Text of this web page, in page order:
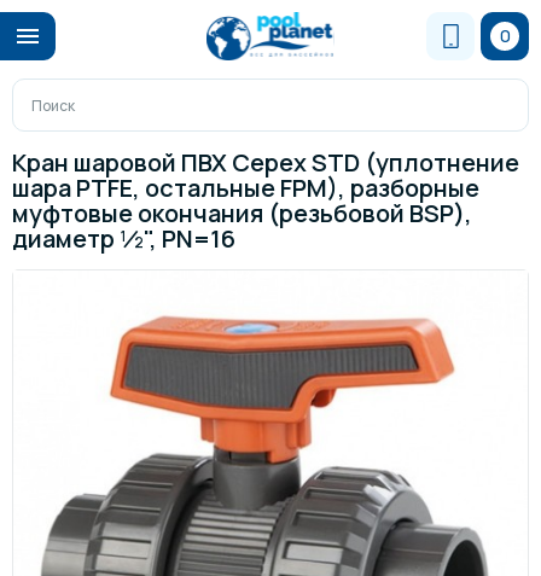
0
Кран шаровой ПВХ Cepex STD (уплотнение
шара PTFE, остальные FPM), разборные
муфтовые окончания (резьбовой BSP),
диаметр ½", PN=16